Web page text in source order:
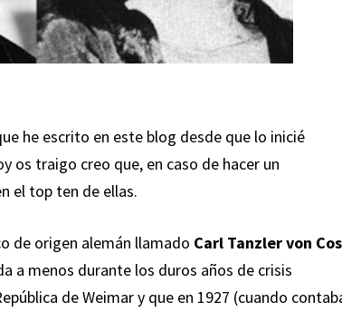
he escrito en este blog desde que lo inicié
os traigo creo que, en caso de hacer un
el top ten de ellas.
de origen alemán llamado Carl Tanzler von
a menos durante los duros años de crisis
de Weimar y que en 1927 (cuando